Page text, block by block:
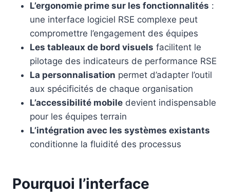
L’ergonomie prime sur les fonctionnalités :
une interface logiciel RSE complexe peut
compromettre l’engagement des équipes
Les tableaux de bord visuels facilitent le
pilotage des indicateurs de performance RSE
La personnalisation permet d’adapter l’outil
aux spécificités de chaque organisation
L’accessibilité mobile devient indispensable
pour les équipes terrain
L’intégration avec les systèmes existants
conditionne la fluidité des processus
Pourquoi l’interface